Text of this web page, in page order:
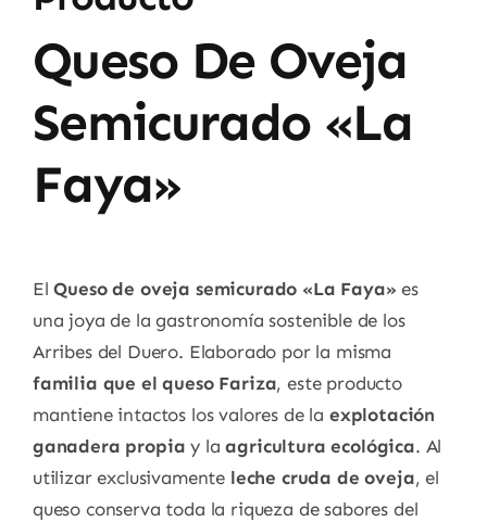
Queso De Oveja
Semicurado «La
Faya»
ElQueso de oveja semicurado «La Faya» es
una joya de la gastronomía sostenible de los
Arribes del Duero. Elaborado por la misma
familia que el queso Fariza, este producto
mantiene intactos los valores de la explotación
ganadera propia y laagricultura ecológica. Al
utilizar exclusivamente leche cruda de oveja, el
queso conserva toda la riqueza de sabores del